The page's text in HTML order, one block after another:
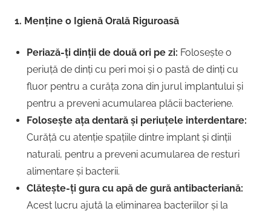
1. Menține o Igienă Orală Riguroasă
Periază-ți dinții de două ori pe zi: Folosește o
periuță de dinți cu peri moi și o pastă de dinți cu
fluor pentru a curăța zona din jurul implantului și
pentru a preveni acumularea plăcii bacteriene.
Folosește ața dentară și periuțele interdentare:
Curăță cu atenție spațiile dintre implant și dinții
naturali, pentru a preveni acumularea de resturi
alimentare și bacterii.
Clătește-ți gura cu apă de gură antibacteriană:
Acest lucru ajută la eliminarea bacteriilor și la